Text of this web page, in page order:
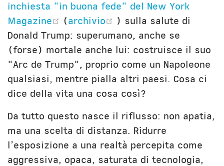
inchiesta "in buona fede" del New York
Magazine
(opens new window)
(archivio (opens new window)
) sulla salute di
Donald Trump: superumano, anche se
(forse) mortale anche lui: costruisce il suo
"Arc de Trump", proprio come un Napoleone
qualsiasi, mentre pialla altri paesi. Cosa ci
dice della vita una cosa così?
Da tutto questo nasce il riflusso: non apatia,
ma una scelta di distanza. Ridurre
l’esposizione a una realtà percepita come
aggressiva, opaca, saturata di tecnologia,